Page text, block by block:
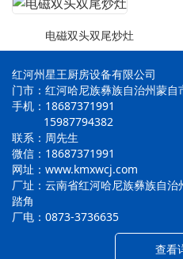
电磁双头双尾炒灶
红河州星王厨房设备有限公司
门市：红河哈尼族彝族自治州蒙
手机：18687371991
15987794382
联系：周先生
微信：18687371991
网址：www.kmxwcj.com
厂址：云南省红河哈尼族彝族自
踏角
厂电：0873-3736635
查看